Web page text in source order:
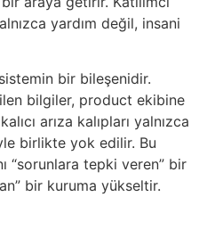
yardım değil, insani
bir bileşenidir.
bilgiler, product ekibine
arıza kalıpları yalnızca
birlikte yok edilir. Bu
“sorunlara tepki veren” bir
bir kuruma yükseltir.